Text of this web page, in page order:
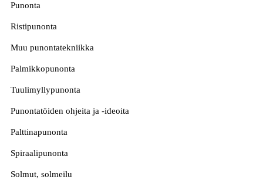
Punonta
Ristipunonta
Muu punontatekniikka
Palmikkopunonta
Tuulimyllypunonta
Punontatöiden ohjeita ja -ideoita
Palttinapunonta
Spiraalipunonta
Solmut, solmeilu